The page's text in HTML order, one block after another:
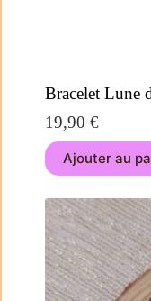
Bracelet Lune
19,90 €
Ajouter au